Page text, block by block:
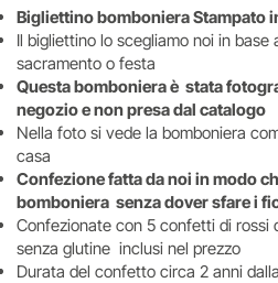
Bigliettino bomboniera Stampato
Il bigliettino lo scegliamo noi in
sacramento o festa
Questa bomboniera è stata
negozio e non presa dal catalogo
Nella foto si vede la bomboniera
casa
Confezione fatta da noi in modo
bomboniera senza dover sfare i
Confezionate con 5 confetti di rossi
senza glutine inclusi nel prezzo
Durata del confetto circa 2 anni